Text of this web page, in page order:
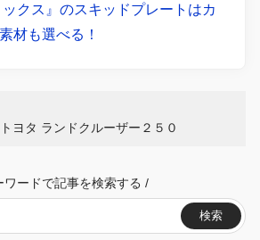
クス』のスキッドプレートはカ
材も選べる！
ヨタ ランドクルーザー２５０
ワードで記事を検索する /
検索